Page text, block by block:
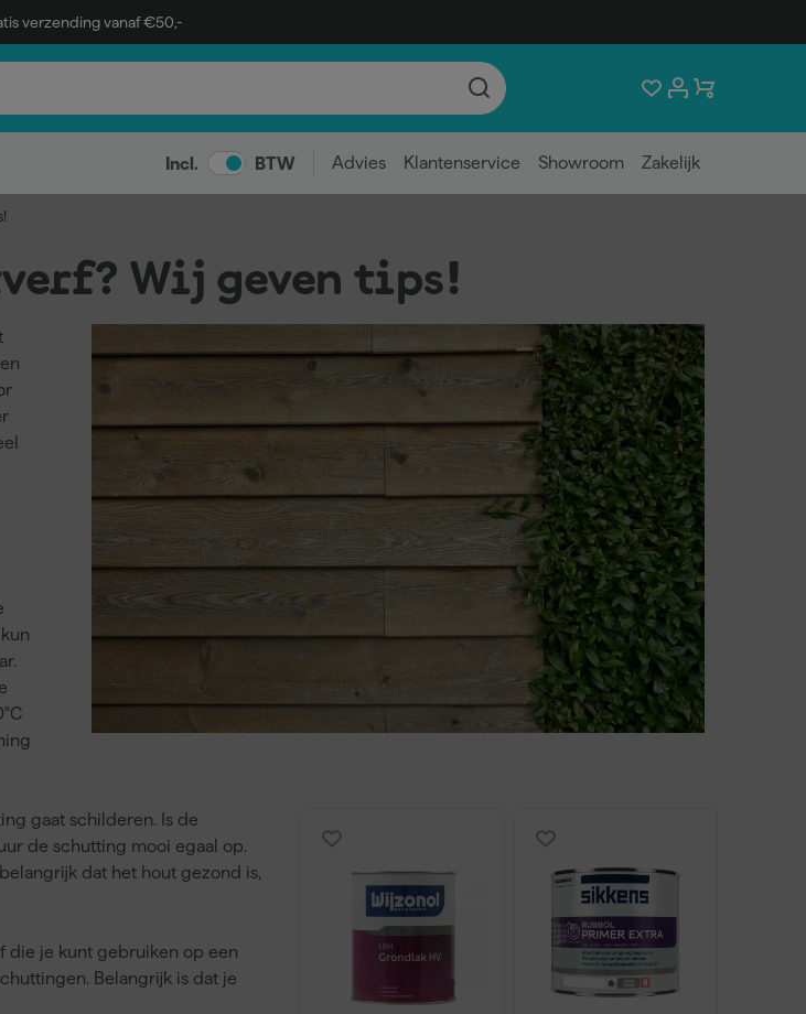
verzending vanaf €50,-
Incl. BTW Advies Klantenservice Showroom Zakelijk
Wij geven tips!
gaat schilderen. Is de
de schutting mooi egaal op.
dat het hout gezond is,
die je kunt gebruiken op een
Belangrijk is dat je